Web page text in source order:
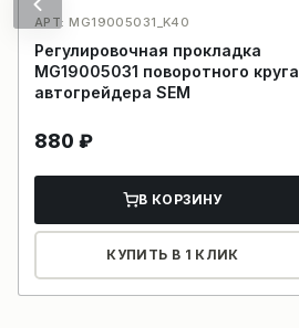
АРТ: MG19005031_K40
Регулировочная прокладка
MG19005031 поворотного круга
автогрейдера SEM
880 ₽
В КОРЗИНУ
КУПИТЬ В 1 КЛИК